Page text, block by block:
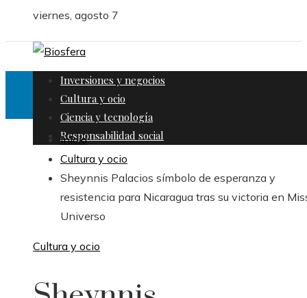
viernes, agosto 7
Inversiones y negocios
Cultura y ocio
Ciencia y tecnología
Responsabilidad social
Inicio
Cultura y ocio
Sheynnis Palacios símbolo de esperanza y
resistencia para Nicaragua tras su victoria en
Universo
Cultura y ocio